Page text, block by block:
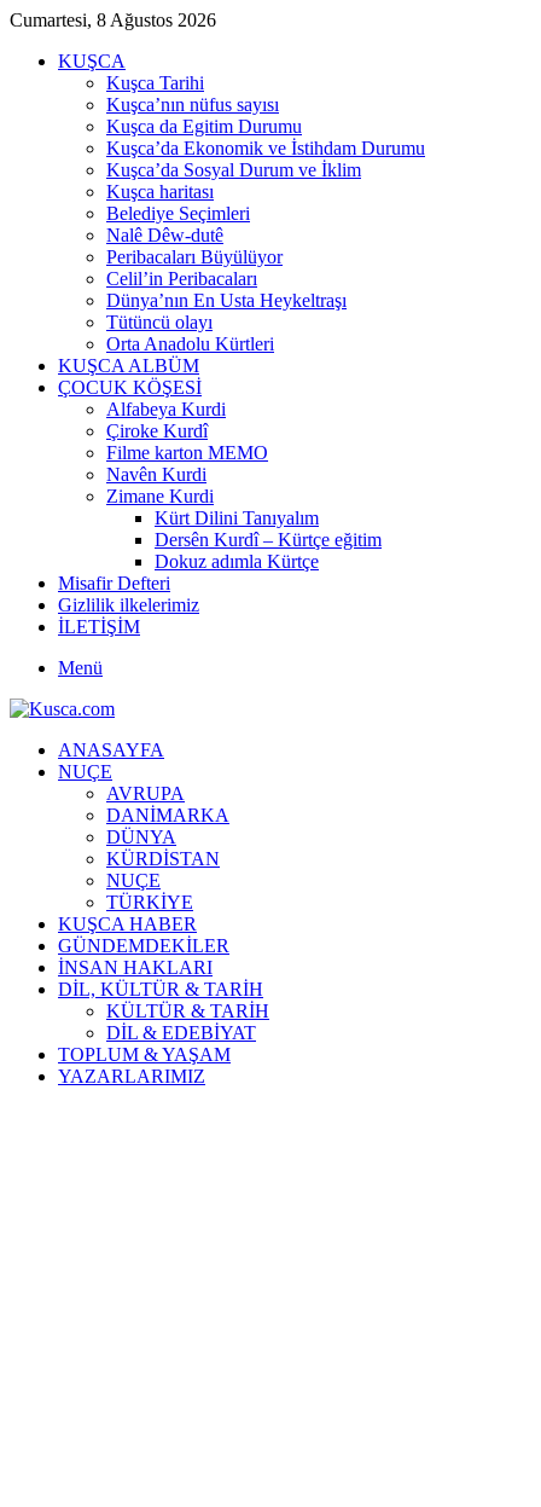
Cumartesi, 8 Ağustos 2026
KUŞCA
Kuşca Tarihi
Kuşca’nın nüfus sayısı
Kuşca da Egitim Durumu
Kuşca’da Ekonomik ve İstihdam Durumu
Kuşca’da Sosyal Durum ve İklim
Kuşca haritası
Belediye Seçimleri
Nalê Dêw-dutê
Peribacaları Büyülüyor
Celil’in Peribacaları
Dünya’nın En Usta Heykeltraşı
Tütüncü olayı
Orta Anadolu Kürtleri
KUŞCA ALBÜM
ÇOCUK KÖŞESİ
Alfabeya Kurdi
Çiroke Kurdî
Filme karton MEMO
Navên Kurdi
Zimane Kurdi
Kürt Dilini Tanıyalım
Dersên Kurdî – Kürtçe eğitim
Dokuz adımla Kürtçe
Misafir Defteri
Gizlilik ilkelerimiz
İLETİŞİM
Menü
ANASAYFA
NUÇE
AVRUPA
DANİMARKA
DÜNYA
KÜRDİSTAN
NUÇE
TÜRKİYE
KUŞCA HABER
GÜNDEMDEKİLER
İNSAN HAKLARI
DİL, KÜLTÜR & TARİH
KÜLTÜR & TARİH
DİL & EDEBİYAT
TOPLUM & YAŞAM
YAZARLARIMIZ